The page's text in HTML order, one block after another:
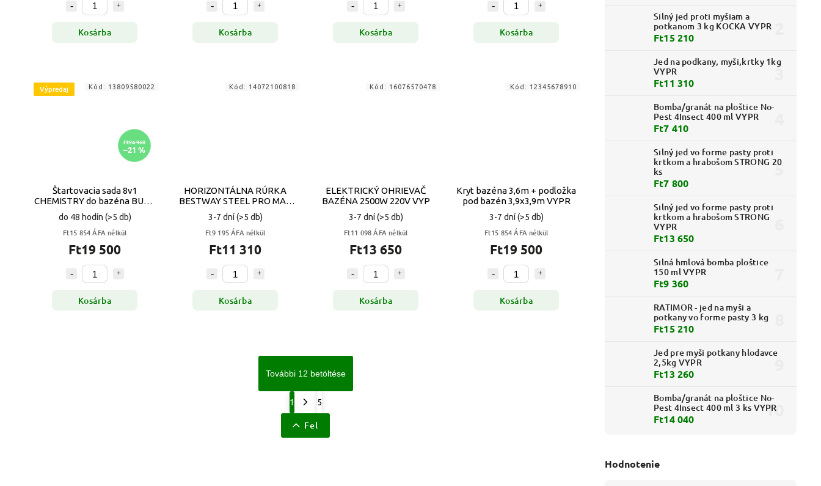
Silný jed proti myšiam a
potkanom 3 kg KOCKA VYPR
Ft15 210
Jed na podkany, myši,krtky 1kg
VYPR
Ft11 310
Bomba/granát na ploštice No-
Pest 4Insect 400 ml VYPR
Ft7 410
Silný jed vo forme pasty proti
krtkom a hrabošom STRONG 20
ks
Ft7 800
Silný jed vo forme pasty proti
krtkom a hrabošom STRONG
VYPR
Ft13 650
Silná hmlová bomba ploštice
150 ml VYPR
Ft9 360
RATIMOR - jed na myši a
potkany vo forme pasty 3 kg
Ft15 210
Jed pre myši potkany hlodavce
2,5kg VYPR
Ft13 260
Bomba/granát na ploštice No-
Pest 4Insect 400 ml 3 ks VYPR
Ft14 040
Hodnotenie
Kosárba Kosárba Kosárba Kosárba
Výpredaj
Ft24 960
–21 %
Štartovacia sada 8v1
CHEMISTRY do bazéna BUOY
GAMIX VYPR
do 48 hodín (>5 db)
Ft15 854 ÁFA nélkül
Ft19 500
Kosárba
Kód: 13809580022
HORIZONTÁLNA RÚRKA
BESTWAY STEEL PRO MAX
PRE RÁM BAZÉNA 366 x 100
CM - RATAN VYPR
3-7 dní(>5 db)
Ft9 195 ÁFA nélkül
Ft11 310
Kosárba
Kód: 14072100818
ELEKTRICKÝ OHRIEVAČ
BAZÉNA 2500W 220V VYP
3-7 dní(>5 db)
Ft11 098 ÁFA nélkül
Ft13 650
Kosárba
Kód: 16076570478
Kryt bazéna 3,6m + podložka
pod bazén 3,9x3,9m VYPR
3-7 dní(>5 db)
Ft15 854 ÁFA nélkül
Ft19 500
Kosárba
Kód: 12345678910
További 12 betöltése
1 5
Fel